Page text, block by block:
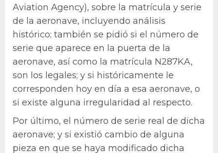
Aviation Agency), sobre la matrícula y serie
de la aeronave, incluyendo análisis
histórico; también se pidió si el número de
serie que aparece en la puerta de la
aeronave, así como la matrícula N287KA,
son los legales; y si históricamente le
corresponden hoy en día a esa aeronave, o
si existe alguna irregularidad al respecto.
Por último, el número de serie real de dicha
aeronave; y si existió cambio de alguna
pieza en que se haya modificado dicha